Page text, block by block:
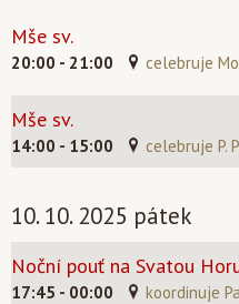
Mše sv.
20:00 - 21:00 celebruje
Mše sv.
14:00 - 15:00 celebruje P.
10. 10. 2025 pátek
Noční pouť na Svatou
17:45 - 00:00 koordinuje